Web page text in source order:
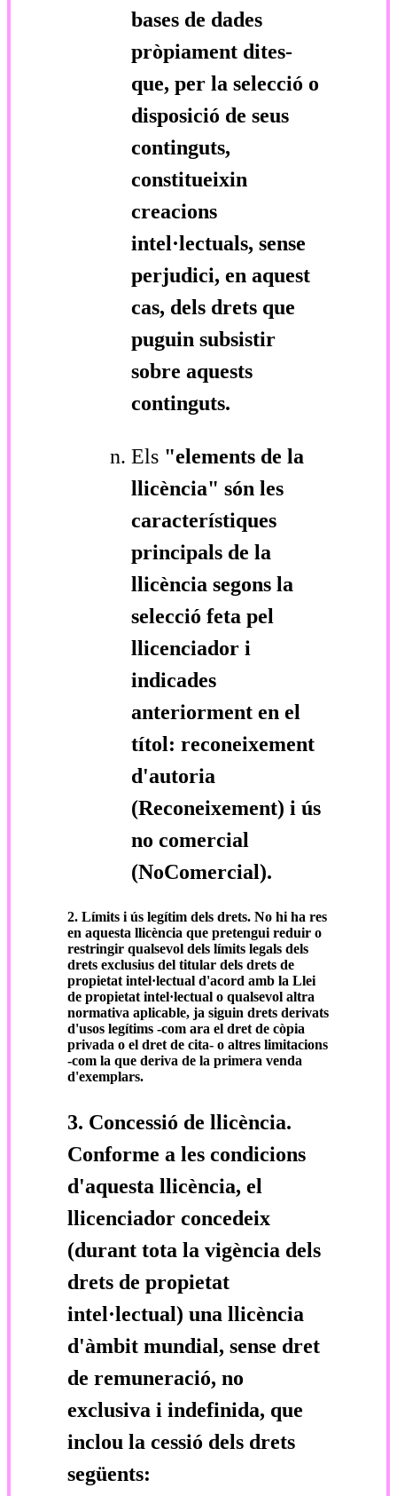
bases de dades
pròpiament dites-
que, per la selecció o
disposició de seus
continguts,
constitueixin
creacions
intel·lectuals, sense
perjudici, en aquest
cas, dels drets que
puguin subsistir
sobre aquests
continguts.
Els "elements de la
llicència" són les
característiques
principals de la
llicència segons la
selecció feta pel
llicenciador i
indicades
anteriorment en el
títol: reconeixement
d'autoria
(Reconeixement) i ús
no comercial
(NoComercial).
2. Límits i ús legítim dels drets. No hi ha res
en aquesta llicència que pretengui reduir o
restringir qualsevol dels límits legals dels
drets exclusius del titular dels drets de
propietat intel·lectual d'acord amb la Llei
de propietat intel·lectual o qualsevol altra
normativa aplicable, ja siguin drets derivats
d'usos legítims -com ara el dret de còpia
privada o el dret de cita- o altres limitacions
-com la que deriva de la primera venda
d'exemplars.
3. Concessió de llicència.
Conforme a les condicions
d'aquesta llicència, el
llicenciador concedeix
(durant tota la vigència dels
drets de propietat
intel·lectual) una llicència
d'àmbit mundial, sense dret
de remuneració, no
exclusiva i indefinida, que
inclou la cessió dels drets
següents: